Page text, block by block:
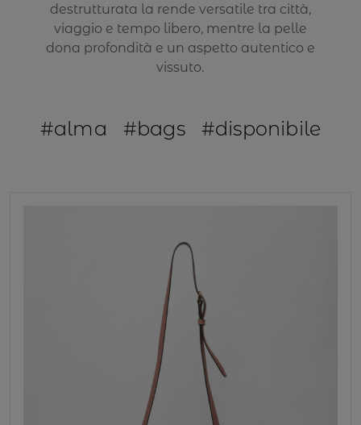
destrutturata la rende versatile tra città,
viaggio e tempo libero, mentre la pelle
dona profondità e un aspetto autentico e
vissuto.
#alma #bags #disponibile